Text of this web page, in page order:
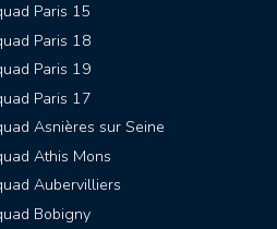
Paris 15
Paris 18
Paris 19
Paris 17
Asnières sur Seine
Athis Mons
Aubervilliers
Bobigny